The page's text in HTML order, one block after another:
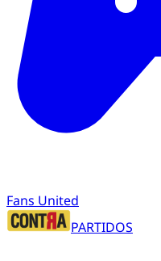
Fans United
PARTIDOS